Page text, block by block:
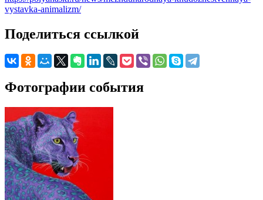
vystavka-animalizm/
Поделиться ссылкой
Фотографии события